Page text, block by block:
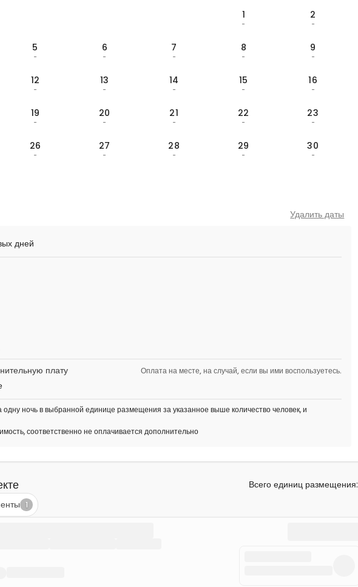
1
-
2
-
5
-
6
-
7
-
8
-
9
-
12
-
13
-
14
-
15
-
16
-
19
-
20
-
21
-
22
-
23
-
26
-
27
-
28
-
29
-
30
-
Удалить даты
дней
плату Оплата на месте, на случай, если вы ими воспользуетесь.
ночь в выбранной единице размещения за указанное выше количество человек, и
соответственно не оплачивается дополнительно
Всего единиц размещения:
1